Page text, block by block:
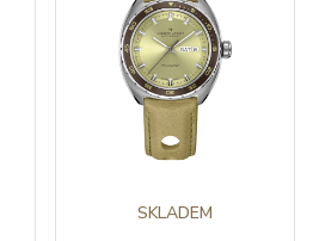
SKLADEM